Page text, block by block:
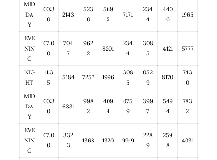
MID
DA
Y
00:3
0
2143
523
0
569
5
7171
234
4
440
6
1965
EVE
NIN
G
07:0
0
704
7
962
2
8201
234
4
308
5
4121 5777
NIG
HT
11:3
5
5184 7257 1996
308
5
052
9
8170
743
0
MID
DA
Y
00:3
0
6331
998
2
409
4
075
9
399
7
549
4
783
2
EVE
NIN
G
07:0
0
332
3
1368 1320 9919
228
9
259
8
4031